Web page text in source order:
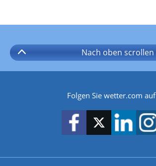
Nach oben scrollen
Folgen Sie wetter.com auf